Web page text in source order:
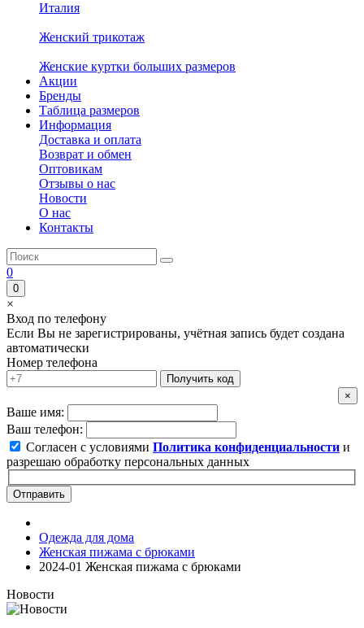
Италия
Женский трикотаж
Женские куртки больших размеров
Акции
Бренды
Таблица размеров
Информация
Доставка и оплата
Возврат и обмен
Оптовикам
Отзывы о нас
Новости
О нас
Контакты
0
0
×
Вход по телефону
Если Вы не зарегистрированы, учётная запись будет создана
автоматически
Номер телефона
Получить код
×
Ваше имя:
Ваш телефон:
Согласен с условиями Политика конфиденциальности и
разрешаю обработку персональных данных
Отправить
Одежда для дома
Женская пижама с брюками
2024-01 Женская пижама с брюками
Новости